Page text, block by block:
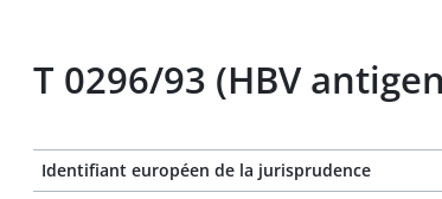
T 0296/93 (HBV
Identifiant européen de la jurisprudence